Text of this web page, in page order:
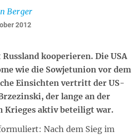
2012
Berger
kooperieren. Die USA
wie die Sowjetunion vor dem
Einsichten vertritt der US-
der lange an der
Krieges aktiv beteiligt war.
Nach dem Sieg im